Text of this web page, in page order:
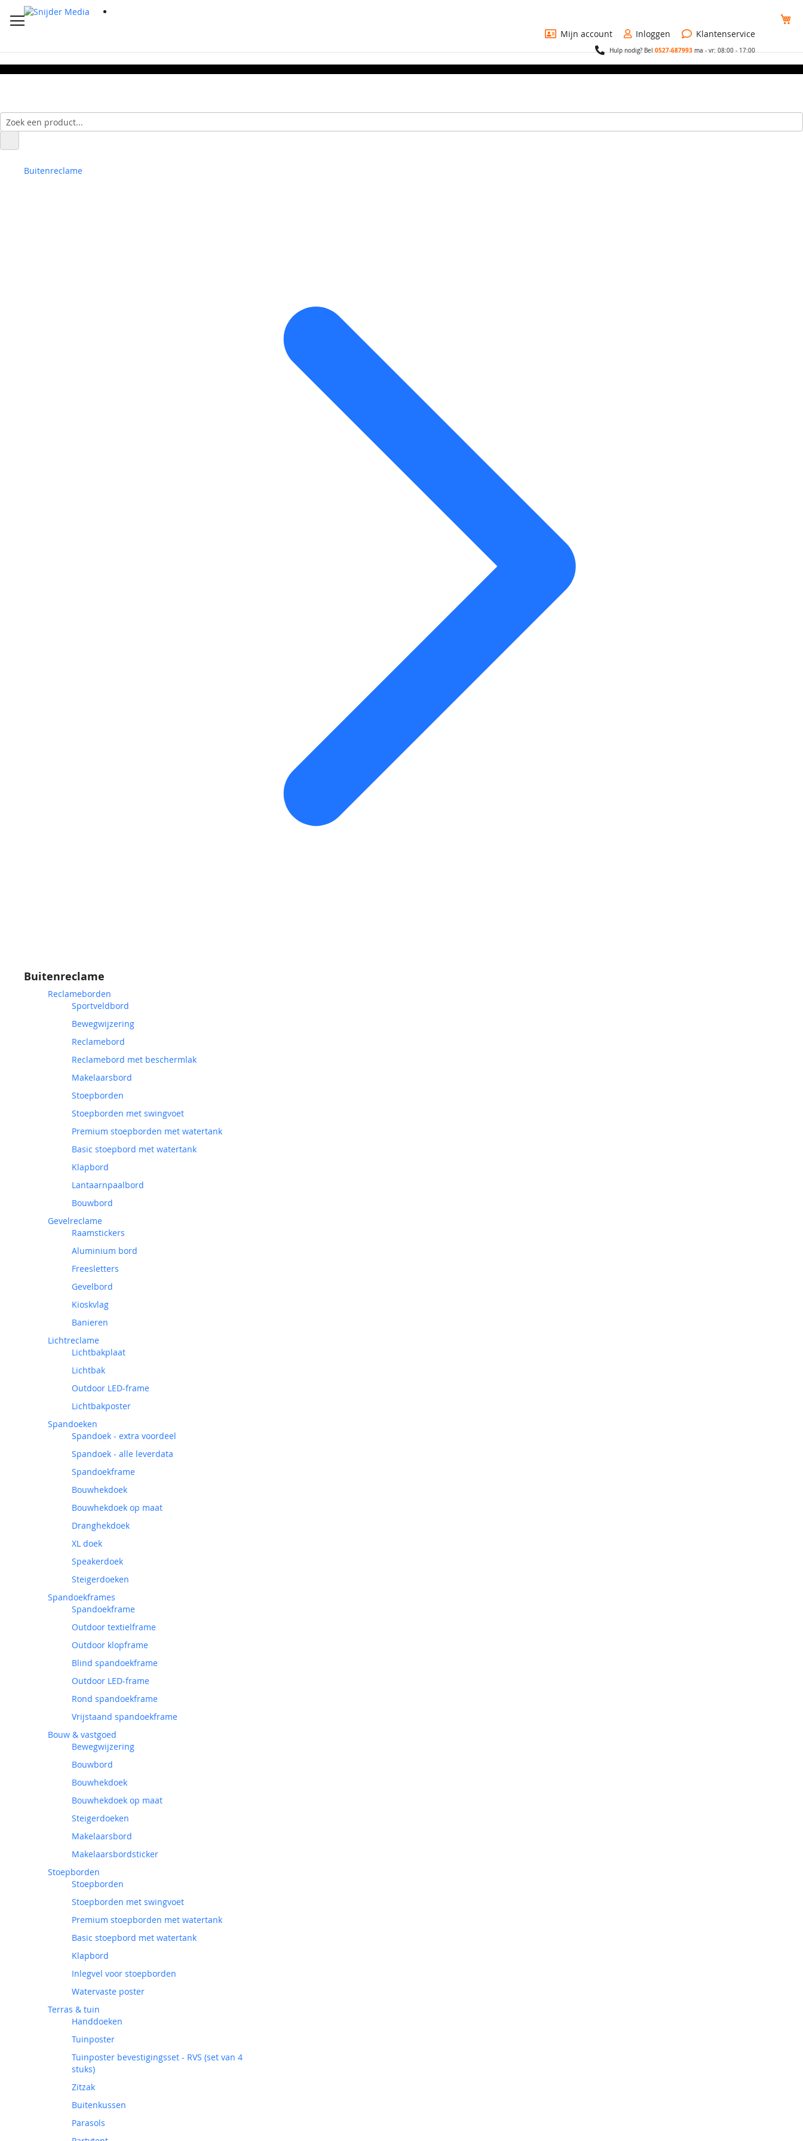
Mijn account
Inloggen Klantenservice
Hulp nodig? Bel0527-687993ma - vr: 08:00 - 17:00
Buitenreclame
Buitenreclame
Reclameborden
Sportveldbord
Bewegwijzering
Reclamebord
Reclamebord met beschermlak
Makelaarsbord
Stoepborden
Stoepborden met swingvoet
Premium stoepborden met watertank
Basic stoepbord met watertank
Klapbord
Lantaarnpaalbord
Bouwbord
Gevelreclame
Raamstickers
Aluminium bord
Freesletters
Gevelbord
Kioskvlag
Banieren
Lichtreclame
Lichtbakplaat
Lichtbak
Outdoor LED-frame
Lichtbakposter
Spandoeken
Spandoek - extra voordeel
Spandoek - alle leverdata
Spandoekframe
Bouwhekdoek
Bouwhekdoek op maat
Dranghekdoek
XL doek
Speakerdoek
Steigerdoeken
Spandoekframes
Spandoekframe
Outdoor textielframe
Outdoor klopframe
Blind spandoekframe
Outdoor LED-frame
Rond spandoekframe
Vrijstaand spandoekframe
Bouw & vastgoed
Bewegwijzering
Bouwbord
Bouwhekdoek
Bouwhekdoek op maat
Steigerdoeken
Makelaarsbord
Makelaarsbordsticker
Stoepborden
Stoepborden
Stoepborden met swingvoet
Premium stoepborden met watertank
Basic stoepbord met watertank
Klapbord
Inlegvel voor stoepborden
Watervaste poster
Terras & tuin
Handdoeken
Tuinposter
Tuinposter bevestigingsset - RVS (set van 4
stuks)
Zitzak
Buitenkussen
Parasols